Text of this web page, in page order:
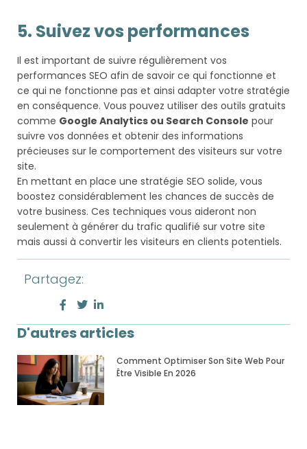
5. Suivez vos performances
Il est important de suivre régulièrement vos
performances SEO afin de savoir ce qui fonctionne et
ce qui ne fonctionne pas et ainsi adapter votre stratégie
en conséquence. Vous pouvez utiliser des outils gratuits
comme Google Analytics ou Search Console pour
suivre vos données et obtenir des informations
précieuses sur le comportement des visiteurs sur votre
site.
En mettant en place une stratégie SEO solide, vous
boostez considérablement les chances de succès de
votre business. Ces techniques vous aideront non
seulement à générer du trafic qualifié sur votre site
mais aussi à convertir les visiteurs en clients potentiels.
Partagez:
D'autres articles
Comment Optimiser Son Site Web Pour
Être Visible En 2026